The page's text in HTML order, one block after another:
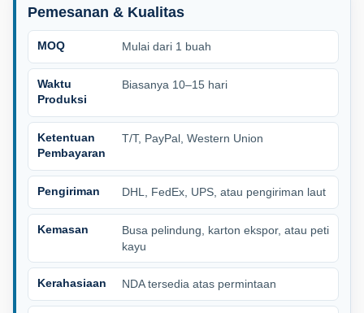
Pemesanan & Kualitas
MOQ Mulai dari 1 buah
Waktu
Produksi
Biasanya 10–15 hari
Ketentuan
Pembayaran
T/T, PayPal, Western Union
Pengiriman DHL, FedEx, UPS, atau pengiriman laut
Kemasan
Busa pelindung, karton ekspor, atau peti
kayu
Kerahasiaan NDA tersedia atas permintaan